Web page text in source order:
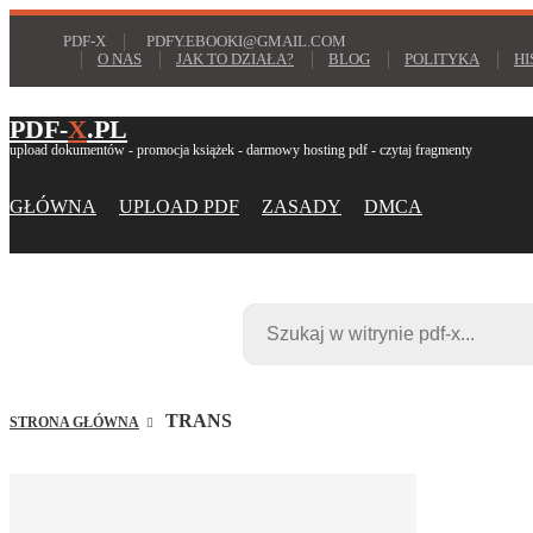
PDF-X
PDFY.EBOOKI@GMAIL.COM
O NAS
JAK TO DZIAŁA? BLOG POLITYKA
PDF-X.PL
upload dokumentów - promocja książek - darmowy hosting pdf - czytaj fragmenty
GŁÓWNA UPLOAD PDF ZASADY DMCA
STRONA GŁÓWNA TRANS